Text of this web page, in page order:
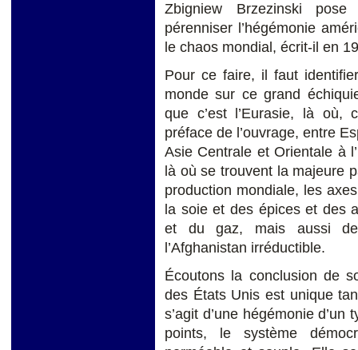
Zbigniew Brzezinski
pérenniser l’hégémonie
le chaos mondial, écrit-il en
Pour ce faire, il faut
monde sur ce grand
que c’est l’Eurasie, là où,
préface de l’ouvrage, entre
Asie Centrale et Orientale à
là où se trouvent la majeure
production mondiale, les
la soie et des épices et des
et du gaz, mais aussi
l’Afghanistan irréductible.
Écoutons la conclusion de
des États Unis est unique
s’agit d’une hégémonie
points, le système